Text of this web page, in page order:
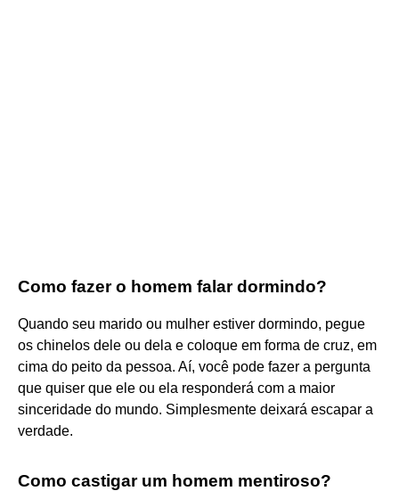
Como fazer o homem falar dormindo?
Quando seu marido ou mulher estiver dormindo, pegue
os chinelos dele ou dela e coloque em forma de cruz, em
cima do peito da pessoa. Aí, você pode fazer a pergunta
que quiser que ele ou ela responderá com a maior
sinceridade do mundo. Simplesmente deixará escapar a
verdade.
Como castigar um homem mentiroso?